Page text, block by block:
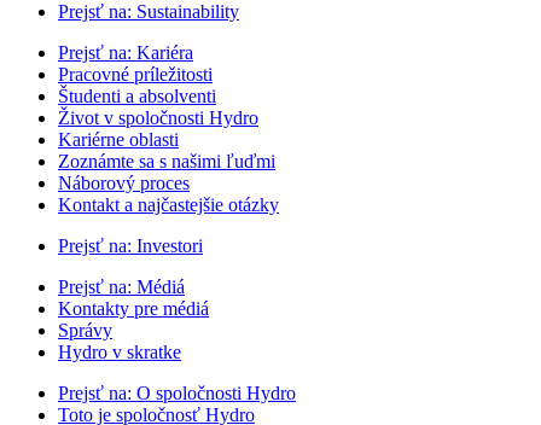
Prejsť na: Sustainability
Prejsť na: Kariéra
Pracovné príležitosti
Študenti a absolventi
Život v spoločnosti Hydro
Kariérne oblasti
Zoznámte sa s našimi ľuďmi
Náborový proces
Kontakt a najčastejšie otázky
Prejsť na: Investori
Prejsť na: Médiá
Kontakty pre médiá
Správy
Hydro v skratke
Prejsť na: O spoločnosti Hydro
Toto je spoločnosť Hydro